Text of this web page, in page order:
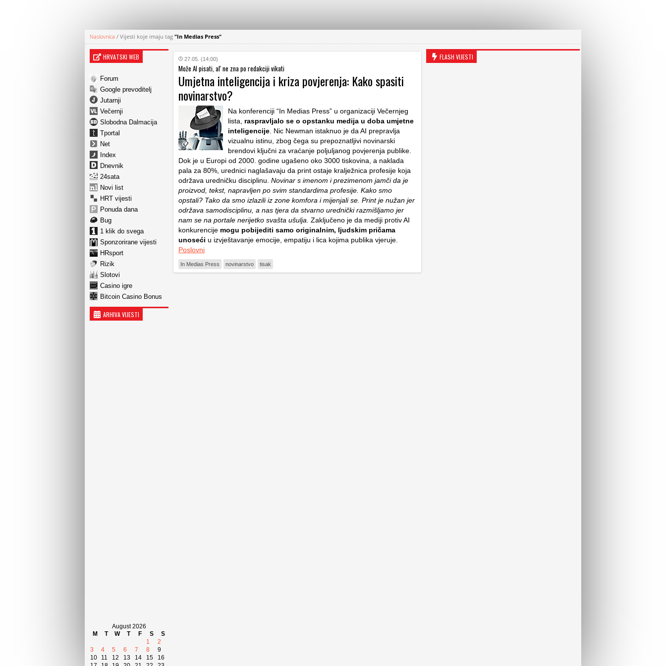
Naslovnica / Vijesti koje imaju tag "In Medias Press"
HRVATSKI WEB
Forum
Google prevoditelj
Jutarnji
Večernji
Slobodna Dalmacija
Tportal
Net
Index
Dnevnik
24sata
Novi list
HRT vijesti
Ponuda dana
Bug
1 klik do svega
Sponzorirane vijesti
HRsport
Rizik
Slotovi
Casino igre
Bitcoin Casino Bonus
ARHIVA VIJESTI
August 2026
M
T W T F S
S
1
2
3
4 5 6 7 8
9
10
11 12 13 14 15
16
27.05. (14:00)
Može AI pisati, al' ne zna po redakciji vikati
Umjetna inteligencija i kriza povjerenja: Kako spasiti
novinarstvo?
Na konferenciji “In Medias Press” u organizaciji Večernjeg
lista, raspravljalo se o opstanku medija u doba umjetne
inteligencije . Nic Newman istaknuo je da AI prepravlja
vizualnu istinu, zbog čega su prepoznatljivi novinarski
brendovi ključni za vraćanje poljuljanog povjerenja publike.
Dok je u Europi od 2000. godine ugašeno oko 3000 tiskovina, a naklada
pala za 80%, urednici naglašavaju da print ostaje kralježnica profesije koja
održava uredničku disciplinu. Novinar s imenom i prezimenom jamči da je
proizvod, tekst, napravljen po svim standardima profesije. Kako smo
opstali? Tako da smo izlazili iz zone komfora i mijenjali se. Print je nužan jer
održava samodisciplinu, a nas tjera da stvarno urednički razmišljamo jer
nam se na portale nerijetko svašta ušulja. Zaključeno je da mediji protiv AI
konkurencije mogu pobijediti samo originalnim, ljudskim pričama
unoseći u izvještavanje emocije, empatiju i lica kojima publika vjeruje.
Poslovni
In Medias Press novinarstvo tisak
FLASH VIJESTI